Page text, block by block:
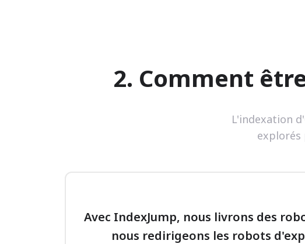
2. Comment
L'indexation
explorés
Avec IndexJump, nous livrons des
nous redirigeons les robots